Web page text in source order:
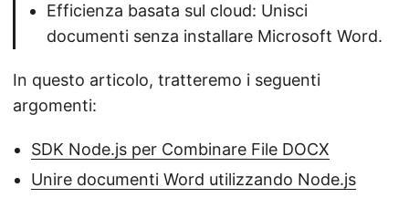
Efficienza basata sul cloud: Unisci
documenti senza installare Microsoft Word.
In questo articolo, tratteremo i seguenti
argomenti:
SDK Node.js per Combinare File DOCX
Unire documenti Word utilizzando Node.js